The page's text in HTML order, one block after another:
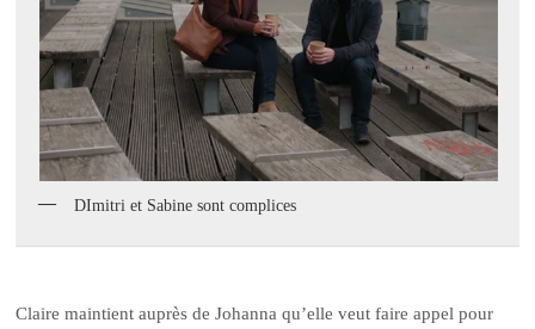
DImitri et Sabine sont complices
Claire maintient auprès de Johanna qu’elle veut faire appel pour